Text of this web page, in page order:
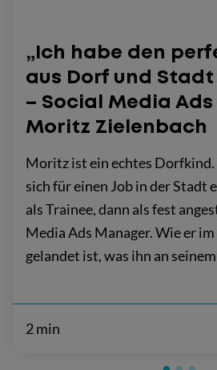
„Ich habe den
aus Dorf und
– Social Media
Moritz Zielenbach
Moritz ist ein echtes
sich für einen Job in der Stadt
als Trainee, dann als fest
Media Ads Manager. Wie er
gelandet ist, was ihn an
2 min